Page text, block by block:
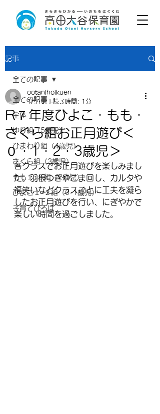
記事
全ての記事
全体
ゆり組（5歳児）
ひまわり組（4歳児）
さくら組（3歳児）
もも１･２組（2歳児）
ひよこ１･２組（0･1歳児）
子育てひろば
全ての記事
R７年度ひよこ・もも・
さくら組お正月遊び＜
０・1・2・3歳児＞
ootanihoikuen
1月13日 読了時間: 1分
各クラスでお正月遊びを楽しみまし
た。羽根つきやこま回し、カルタや
福笑いなどクラスごとに工夫を凝ら
したお正月遊びを行い、にぎやかで
楽しい時間を過ごしました。